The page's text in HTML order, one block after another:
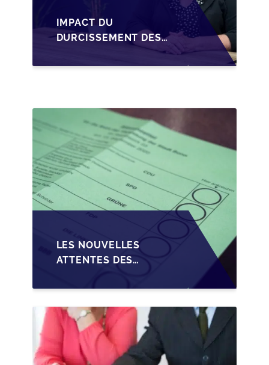
IMPACT DU
DURCISSEMENT DES
CRÉDIT SUR LA
LES NOUVELLES
ATTENTES DES
TRANSMISSION DES
PME BELGES